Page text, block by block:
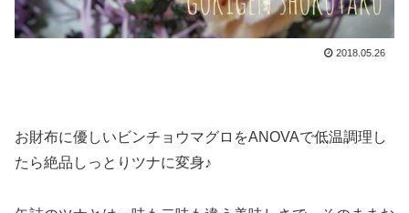
2018.05.26
お財布に優しいビンチョウマグロをANOVAで低温調理し
たら絶品しっとりツナに変身♪